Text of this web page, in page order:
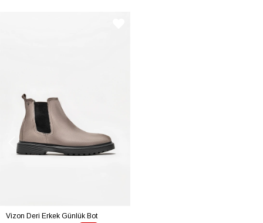
Vizon Deri Erkek Günlük Bot